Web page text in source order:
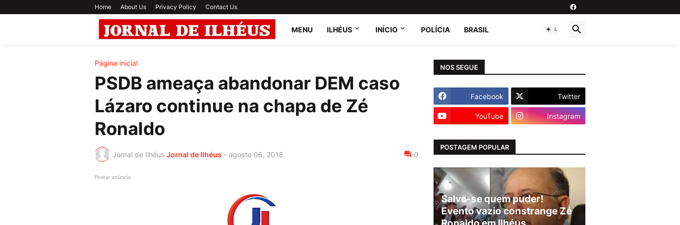
Home About Us Privacy Policy Contact Us
MENU ILHÉUS INÍCIO POLÍCIA BRASIL
Página inicial
PSDB ameaça abandonar DEM caso
Lázaro continue na chapa de Zé
Ronaldo
Jornal de Ilhéus Jornal de Ilhéus - agosto 06, 2018 0
Postar anúncio
NOS SEGUE
Facebook Twitter
YouTube Instagram
POSTAGEM POPULAR
Salve-se quem puder!
Evento vazio constrange Zé